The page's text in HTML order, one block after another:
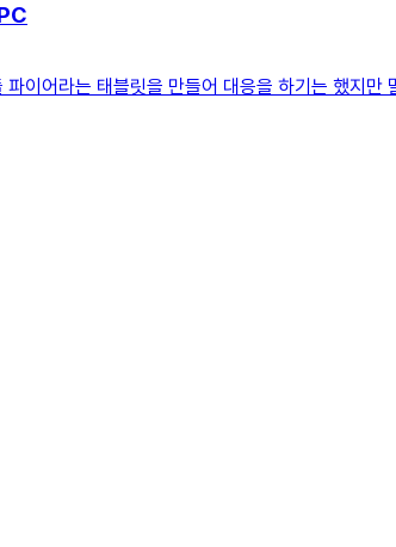
이어라는 태블릿을 만들어 대응을 하기는 했지